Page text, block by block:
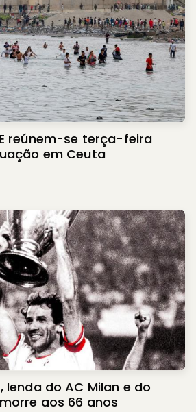
reúnem-se terça-feira
em Ceuta
lenda do AC Milan e do
aos 66 anos